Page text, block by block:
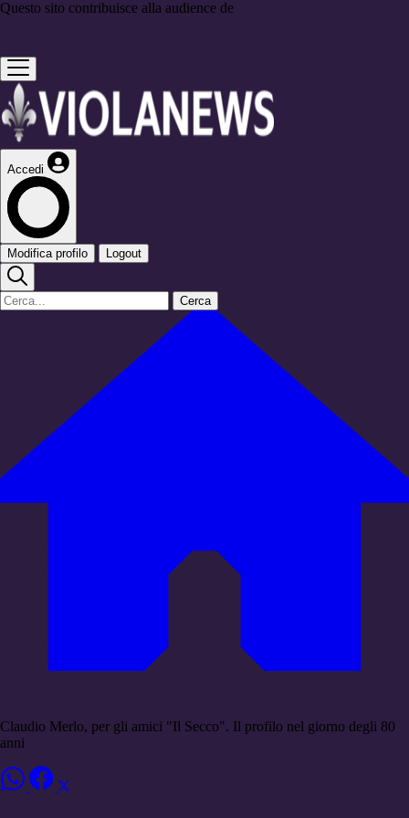
Questo sito contribuisce alla audience de
Accedi
Modifica profilo Logout
Cerca
Claudio Merlo, per gli amici "Il Secco". Il profilo nel giorno degli 80
anni